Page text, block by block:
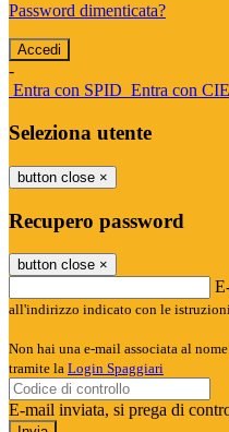
Password dimenticata?
-
Entra con SPID Entra con CIE
Seleziona utente
button close ×
Recupero password
button close ×
all'indirizzo indicato con le istruzioni
Non hai una e-mail associata al
tramite la Login Spaggiari
E-mail inviata, si prega di